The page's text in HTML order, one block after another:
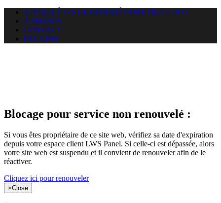
SI VOUS ÊTES LE PROPRIÉTAIRE DE CE SITE
A PROPOS
CONTACT
ENGLISH
Blocage pour service non renouvelé :
Si vous êtes propriétaire de ce site web, vérifiez sa date d'expiration
depuis votre espace client LWS Panel. Si celle-ci est dépassée, alors
votre site web est suspendu et il convient de renouveler afin de le
réactiver.
Cliquez ici pour renouveler
×Close